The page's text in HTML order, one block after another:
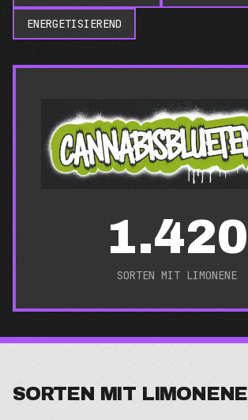
ENERGETISIEREND
1.420
SORTEN MIT LIMONENE
SORTEN MIT LIMONENE